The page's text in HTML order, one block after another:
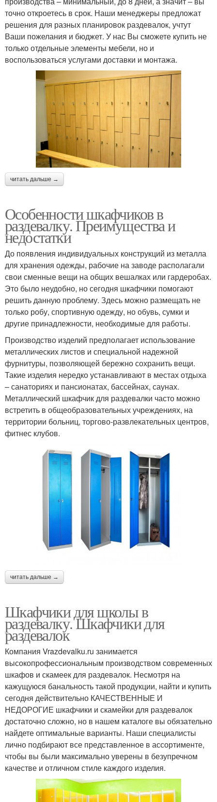
точно откроетесь в срок. Наши менеджеры предложат
решения для разных планировок раздевалок, учтут
Ваши пожелания и бюджет. У нас Вы сможете купить не
только отдельные элементы мебели, но и
воспользоваться услугами доставки и монтажа.
читать дальше →
Особенности шкафчиков в
раздевалку. Преимущества и
недостатки
До появления индивидуальных конструкций из металла
для хранения одежды, рабочие на заводе располагали
свои сменные вещи на общих вешалках или гардеробах.
Это было неудобно, но сегодня шкафчики помогают
решить данную проблему. Здесь можно размещать не
только робу, спортивную одежду, но обувь, сумки и
другие принадлежности, необходимые для работы.
Производство изделий предполагает использование
металлических листов и специальной надежной
фурнитуры, позволяющей бережно сохранить вещи.
Такие изделия нередко устанавливают в местах отдыха
– санаториях и пансионатах, бассейнах, саунах.
Металлический шкафчик для раздевалки часто можно
встретить в общеобразовательных учреждениях, на
территории больниц, торгово-развлекательных центров,
фитнес клубов.
читать дальше →
Шкафчики для школы в
раздевалку. Шкафчики для
раздевалок
Компания Vrazdevalku.ru занимается
высокопрофессиональным производством современных
шкафов и скамеек для раздевалок. Несмотря на
кажущуюся банальность такой продукции, найти и купить
сегодня действительно КАЧЕСТВЕННЫЕ И
НЕДОРОГИЕ шкафчики и скамейки для раздевалок
достаточно сложно, но в нашем каталоге вы обязательно
найдете оптимальные варианты. Наши специалисты
лично подбирают все представленное в ассортименте,
чтобы вы были максимально уверены в безупречном
качестве и отличном стиле каждого изделия.